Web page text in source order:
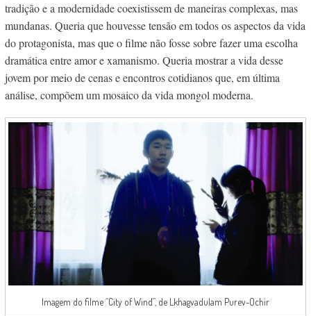
tradição e a modernidade coexistissem de maneiras complexas, mas
mundanas. Queria que houvesse tensão em todos os aspectos da vida
do protagonista, mas que o filme não fosse sobre fazer uma escolha
dramática entre amor e xamanismo. Queria mostrar a vida desse
jovem por meio de cenas e encontros cotidianos que, em última
análise, compõem um mosaico da vida mongol moderna.
Imagem do filme “City of Wind”, de Lkhagvadulam Purev-Ochir